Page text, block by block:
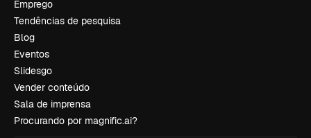
Emprego
Tendências de pesquisa
Blog
Eventos
Slidesgo
Vender conteúdo
Sala de imprensa
Procurando por magnific.ai?